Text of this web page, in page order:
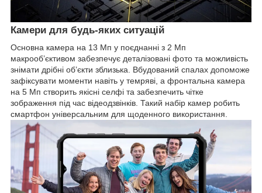
Камери для будь-яких ситуацій
Основна камера на 13 Мп у поєднанні з 2 Мп
макрооб’єктивом забезпечує деталізовані фото та можливість
знімати дрібні об’єкти зблизька. Вбудований спалах допоможе
зафіксувати моменти навіть у темряві, а фронтальна камера
на 5 Мп створить якісні селфі та забезпечить чітке
зображення під час відеодзвінків. Такий набір камер робить
смартфон універсальним для щоденного використання.